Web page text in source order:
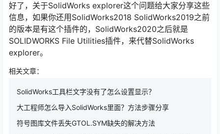
好了，关于SolidWorks explorer这个问题给大家分享这些
信息，如果你还用SolidWorks2018 SolidWorks2019之前
的版本是有这个插件的，SolidWorks2020之后就是
SOLIDWORKS File Utilities插件，来代替SolidWorks
explorer。
相关文章：
SolidWorks工具栏文字没有了怎么设置显示？
大工程师怎么导入SolidWorks里面？方法步骤分享
符号图库文件丢失GTOL.SYM缺失的解决方法